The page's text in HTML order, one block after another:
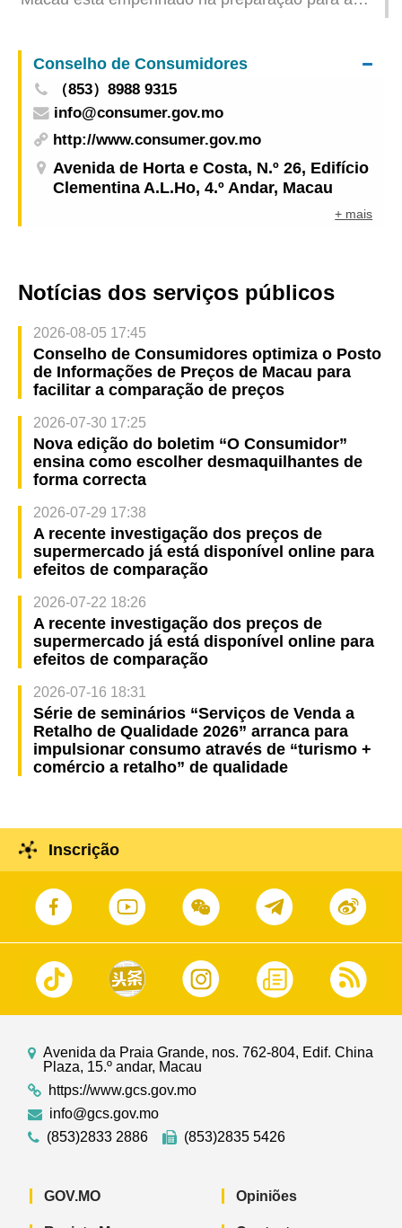
jovens e generalização da cultura de
competências técnicas
Conselho de Consumidores
（853）8988 9315
info@consumer.gov.mo
http://www.consumer.gov.mo
Avenida de Horta e Costa, N.º 26, Edifício
Clementina A.L.Ho, 4.º Andar, Macau
+ mais
Notícias dos serviços públicos
2026-08-05 17:45
Conselho de Consumidores optimiza o Posto
de Informações de Preços de Macau para
facilitar a comparação de preços
2026-07-30 17:25
Nova edição do boletim “O Consumidor”
ensina como escolher desmaquilhantes de
forma correcta
2026-07-29 17:38
A recente investigação dos preços de
supermercado já está disponível online para
efeitos de comparação
2026-07-22 18:26
A recente investigação dos preços de
supermercado já está disponível online para
efeitos de comparação
2026-07-16 18:31
Série de seminários “Serviços de Venda a
Retalho de Qualidade 2026” arranca para
impulsionar consumo através de “turismo +
comércio a retalho” de qualidade
Inscrição
Avenida da Praia Grande, nos. 762-804, Edif. China
Plaza, 15.º andar, Macau
https://www.gcs.gov.mo
info@gcs.gov.mo
(853)2833 2886
(853)2835 5426
GOV.MO Opiniões